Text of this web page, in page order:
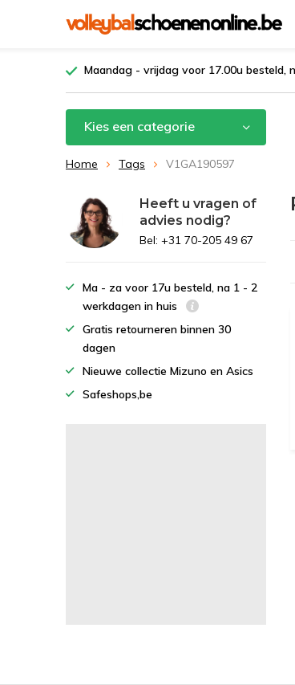
Maandag - vrijdag voor 17.00u besteld,
Kies een categorie
Home Tags V1GA190597
Heeft u vragen of
advies nodig?
Bel: +31 70-205 49 67
Ma - za voor 17u besteld, na 1 - 2
werkdagen in huis
Gratis retourneren binnen 30
dagen
Nieuwe collectie Mizuno en Asics
Safeshops,be